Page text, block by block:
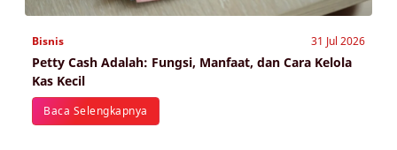
Bisnis 31 Jul 2026
Petty Cash Adalah: Fungsi, Manfaat, dan Cara Kelola
Kas Kecil
Baca Selengkapnya